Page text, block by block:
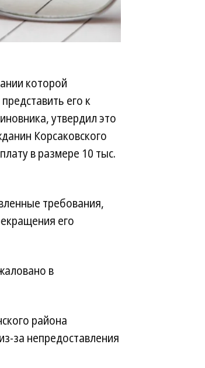
которой
его к
утвердил это
Корсаковского
в размере 10 тыс.
требования,
его
в
района
за непредоставления